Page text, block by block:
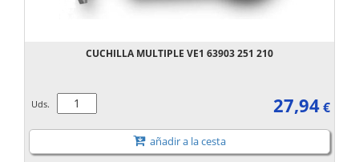
CUCHILLA MULTIPLE VE1 63903 251 210
Uds. 27,94€
añadir a la cesta